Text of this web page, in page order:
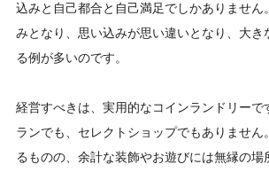
込みと自己都合と自己満足でしかありません
みとなり、思い込みが思い違いとなり、大き
る例が多いのです。
経営すべきは、実用的なコインランドリーで
ランでも、セレクトショップでもありません
るものの、余計な装飾やお遊びには無縁の場